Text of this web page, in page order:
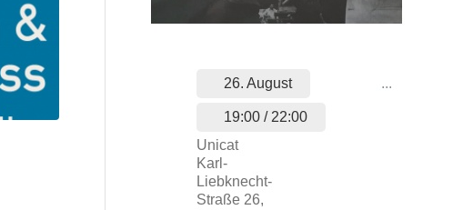
...
26. August
19:00 / 22:00
Unicat
Karl-
Liebknecht-
Straße 26,